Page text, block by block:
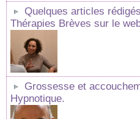
Quelques articles
Thérapies Brèves sur le
Grossesse et
Hypnotique.